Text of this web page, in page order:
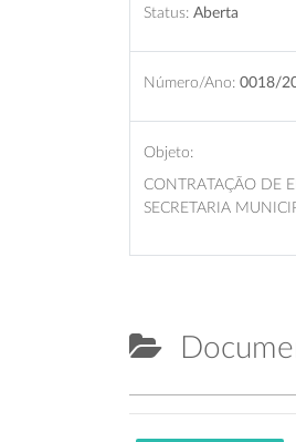
Status: Aberta
Número/Ano: 0018/
Objeto:
CONTRATAÇÃO DE
SECRETARIA